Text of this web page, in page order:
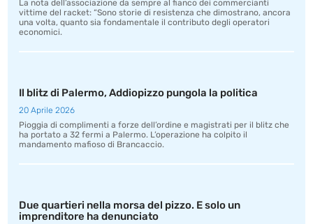
La nota dell’associazione da sempre al fianco dei commercianti
vittime del racket: “Sono storie di resistenza che dimostrano, ancora
una volta, quanto sia fondamentale il contributo degli operatori
economici.
Il blitz di Palermo, Addiopizzo pungola la politica
20 Aprile 2026
Pioggia di complimenti a forze dell’ordine e magistrati per il blitz che
ha portato a 32 fermi a Palermo. L’operazione ha colpito il
mandamento mafioso di Brancaccio.
Due quartieri nella morsa del pizzo. E solo un
imprenditore ha denunciato